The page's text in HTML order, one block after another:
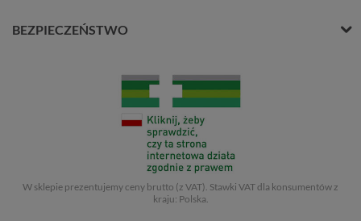
BEZPIECZEŃSTWO
W sklepie prezentujemy ceny brutto (z VAT). Stawki VAT dla konsumentów z
kraju: Polska.